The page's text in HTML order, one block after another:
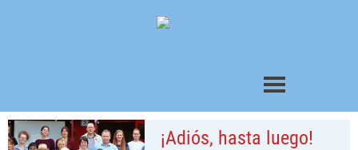
Menü überspringen
¡Adiós, hasta luego!